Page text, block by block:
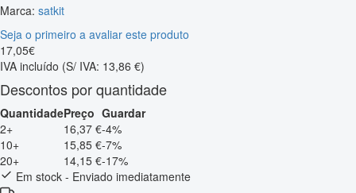
Marca: satkit
Seja o primeiro a avaliar este produto
17,05€
IVA incluído (S/ IVA: 13,86 €)
Descontos por quantidade
QuantidadePreço Guardar
2+
16,37 €-4%
10+
15,85 €-7%
20+
14,15 €-17%
Em stock - Enviado imediatamente